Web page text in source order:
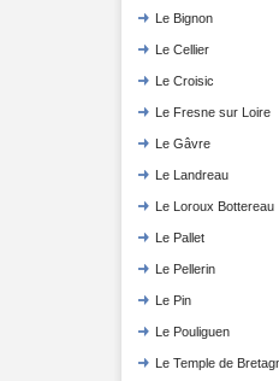
Le Bignon
Le Cellier
Le Croisic
Le Fresne sur Loire
Le Gâvre
Le Landreau
Le Loroux Bottereau
Le Pallet
Le Pellerin
Le Pin
Le Pouliguen
Le Temple de